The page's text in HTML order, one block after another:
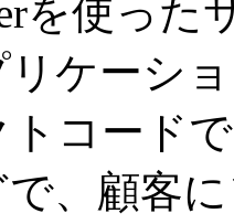
を使っ
ケーシ
コード
、顧客